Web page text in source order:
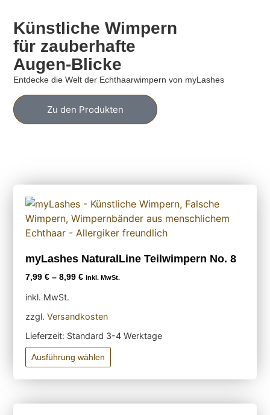
Künstliche Wimpern
für zauberhafte
Augen-Blicke
Entdecke die Welt der Echthaarwimpern von myLashes
Zu den Produkten
myLashes NaturalLine Teilwimpern No. 8
7,99€ –8,99€ inkl. MwSt.
inkl. MwSt.
zzgl.Versandkosten
Lieferzeit: Standard 3-4 Werktage
Ausführung wählen